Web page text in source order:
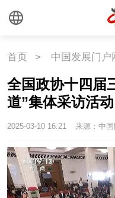
文化
文化
悦读
中国瓷
首页 > 中国发展门户
全国政协十四届
道”集体采访活动
2025-03-10 16:21 来源：中国